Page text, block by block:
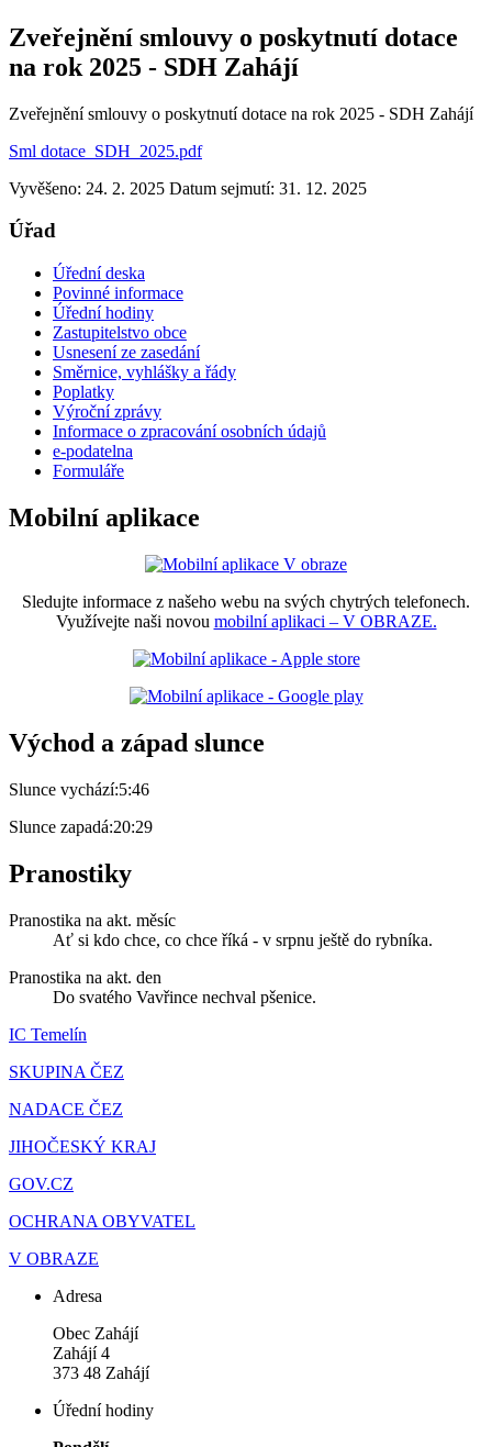
Zveřejnění smlouvy o poskytnutí dotace
na rok 2025 - SDH Zahájí
Zveřejnění smlouvy o poskytnutí dotace na rok 2025 - SDH Zahájí
Sml dotace_SDH_2025.pdf
Vyvěšeno: 24. 2. 2025 Datum sejmutí: 31. 12. 2025
Úřad
Úřední deska
Povinné informace
Úřední hodiny
Zastupitelstvo obce
Usnesení ze zasedání
Směrnice, vyhlášky a řády
Poplatky
Výroční zprávy
Informace o zpracování osobních údajů
e-podatelna
Formuláře
Mobilní aplikace
Sledujte informace z našeho webu na svých chytrých telefonech.
Využívejte naši novou mobilní aplikaci – V OBRAZE.
Východ a západ slunce
Slunce vychází:5:46
Slunce zapadá:20:29
Pranostiky
Pranostika na akt. měsíc
Ať si kdo chce, co chce říká - v srpnu ještě do rybníka.
Pranostika na akt. den
Do svatého Vavřince nechval pšenice.
IC Temelín
SKUPINA ČEZ
NADACE ČEZ
JIHOČESKÝ KRAJ
GOV.CZ
OCHRANA OBYVATEL
V OBRAZE
Adresa
Obec Zahájí
Zahájí 4
373 48 Zahájí
Úřední hodiny